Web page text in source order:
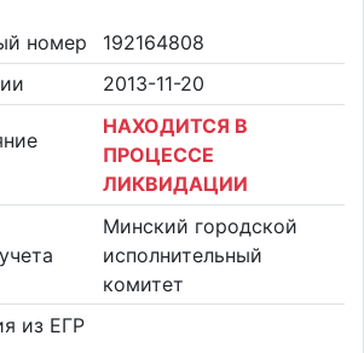
номер
192164808
2013-11-20
НАХОДИТСЯ В
ПРОЦЕССЕ
ЛИКВИДАЦИИ
Минский городской
исполнительный
комитет
из ЕГР